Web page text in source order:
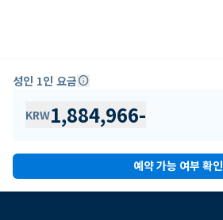
성인 1인 요금info
KRW1,884,966-
예약 가능 여부 확인